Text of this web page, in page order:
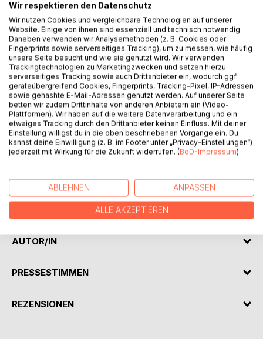
Eine Feier zum 20-jährigen Hochzeitstag. Doch als Daniel
auf die Bühne tritt, erwartet niemand die Wahrheit, die er
aussprechen wird: Joshua ist tot.
Was folgt, ist eine Erzählung, die alles verändert, in der
Joshua durch seine Lebensjahre wandelt wie andere durch
ihre Erinnerungen. Seine Wandlungen dringen tief und zielen
auf Antworten jenseits aller Gewissheiten.
Daniel muss vier Jahre Doppelleben überstehen - zwischen
Intimität und Verantwortung, zwischen gesellschaftlicher
Fassade und innerem Chaos - bis die Wirklichkeit ins
Wanken gerät.
"Joshuas Jahre" ist ein Roman über den Wert von Liebe
und Identität in surrealen Zeiten - und über die Macht der
AUTOR/IN
PRESSESTIMMEN
REZENSIONEN
Wir respektieren den Datenschutz
Wir nutzen Cookies und vergleichbare Technologien auf unserer
Website. Einige von ihnen sind essenziell und technisch notwendig.
Daneben verwenden wir Analysemethoden (z. B. Cookies oder
Fingerprints sowie serverseitiges Tracking), um zu messen, wie häufig
unsere Seite besucht und wie sie genutzt wird. Wir verwenden
Trackingtechnologien zu Marketingzwecken und setzen hierzu
serverseitiges Tracking sowie auch Drittanbieter ein, wodurch ggf.
geräteübergreifend Cookies, Fingerprints, Tracking-Pixel, IP-Adressen
sowie gehashte E-Mail-Adressen genutzt werden. Auf unserer Seite
betten wir zudem Drittinhalte von anderen Anbietern ein (Video-
Plattformen). Wir haben auf die weitere Datenverarbeitung und ein
etwaiges Tracking durch den Drittanbieter keinen Einfluss. Mit deiner
Einstellung willigst du in die oben beschriebenen Vorgänge ein. Du
kannst deine Einwilligung (z. B. im Footer unter „Privacy-Einstellungen“)
jederzeit mit Wirkung für die Zukunft widerrufen. (BoD-Impressum)
ABLEHNEN ANPASSEN
ALLE AKZEPTIEREN